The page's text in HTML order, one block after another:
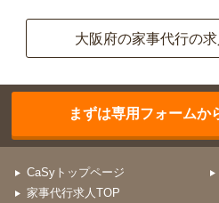
大阪府の家事代行の
まずは専用フォームか
CaSyトップページ
家事代行求人TOP